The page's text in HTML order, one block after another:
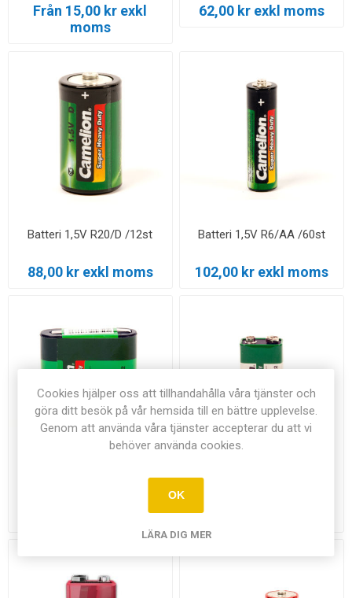
Från 15,00 kr exkl
moms
62,00 kr exkl moms
Batteri 1,5V R20/D /12st
88,00 kr exkl moms
Batteri 1,5V R6/AA /60st
102,00 kr exkl moms
Batteri 4,5V 3R12 /12st
152,00 kr exkl moms 85,00 kr exkl moms
Cookies hjälper oss att tillhandahålla våra tjänster och
göra ditt besök på vår hemsida till en bättre upplevelse.
Genom att använda våra tjänster accepterar du att vi
behöver använda cookies.
OK
LÄRA DIG MER